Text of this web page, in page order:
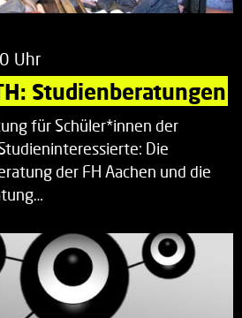
Uhr
Studienberatungen
für Schüler*innen der
Die
der FH Aachen und die